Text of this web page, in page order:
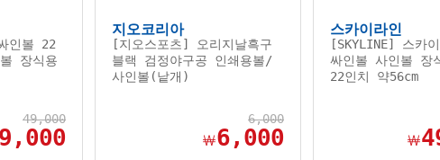
인볼 22
장식용
49,000
지오코리아
[지오스포츠] 오리지날흑구
블랙 검정야구공 인쇄용볼/
사인볼(낱개)
6,000
￦6,000
스카이라인
[SKYLINE] 스카
싸인볼 사인볼 장
22인치 약56cm
￦